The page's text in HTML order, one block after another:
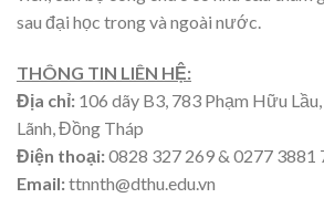
sau đại học trong và ngoài nước.
THÔNG TIN LIÊN HỆ:
Địa chỉ: 106 dãy B3, 783 Phạm Hữu
Lãnh, Đồng Tháp
Điện thoại:0828 327 269 & 0277 3881
Email:ttnnth@dthu.edu.vn